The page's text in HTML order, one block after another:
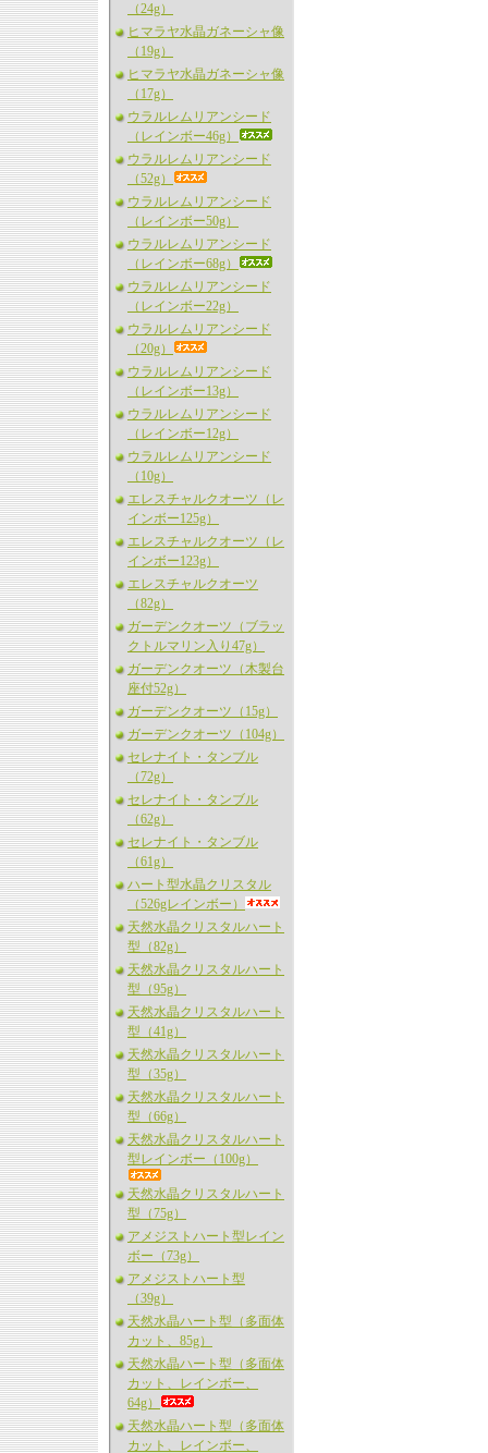
（24g）
ヒマラヤ水晶ガネーシャ像
（19g）
ヒマラヤ水晶ガネーシャ像
（17g）
ウラルレムリアンシード
（レインボー46g）
ウラルレムリアンシード
（52g）
ウラルレムリアンシード
（レインボー50g）
ウラルレムリアンシード
（レインボー68g）
ウラルレムリアンシード
（レインボー22g）
ウラルレムリアンシード
（20g）
ウラルレムリアンシード
（レインボー13g）
ウラルレムリアンシード
（レインボー12g）
ウラルレムリアンシード
（10g）
エレスチャルクオーツ（レ
インボー125g）
エレスチャルクオーツ（レ
インボー123g）
エレスチャルクオーツ
（82g）
ガーデンクオーツ（ブラッ
クトルマリン入り47g）
ガーデンクオーツ（木製台
座付52g）
ガーデンクオーツ（15g）
ガーデンクオーツ（104g）
セレナイト・タンブル
（72g）
セレナイト・タンブル
（62g）
セレナイト・タンブル
（61g）
ハート型水晶クリスタル
（526gレインボー）
天然水晶クリスタルハート
型（82g）
天然水晶クリスタルハート
型（95g）
天然水晶クリスタルハート
型（41g）
天然水晶クリスタルハート
型（35g）
天然水晶クリスタルハート
型（66g）
天然水晶クリスタルハート
型レインボー（100g）
天然水晶クリスタルハート
型（75g）
アメジストハート型レイン
ボー（73g）
アメジストハート型
（39g）
天然水晶ハート型（多面体
カット、85g）
天然水晶ハート型（多面体
カット、レインボー、
64g）
天然水晶ハート型（多面体
カット、レインボー、